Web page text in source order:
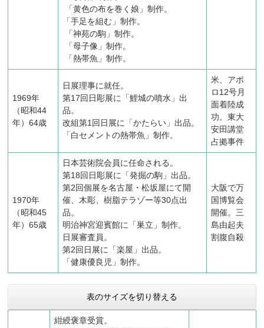
「黄色の布を巻く娘」制作。
「手足を組む」制作。
「神苑の駒」制作。
「母子像」制作。
「熱帯魚」制作。
1969年
（昭和44
年）64歳
日展理事に就任。
第17回日彫展に「鯉城の噴水」出
品。
改組第1回日展に「かたらい」出品。
「白セメントの熱帯魚」制作。
米、アポ
ロ12号月
面着陸成
功。東大
安田講堂
占拠事件
1970年
（昭和45
年）65歳
日本芸術院会員に任命される。
第18回日彫展に「発掘の駒」出品。
第2回個展を名古屋・松坂屋にて開
催、木彫、樹脂テラゾー等30点出
品。
明治神宮迎賓館に「巣立」制作。
日展審査員。
第2回日展に「楽屋」出品。
「健康優良児」制作。
大阪で万
国博覧会
開催。三
島由起夫
割腹自殺
表のサイズを切り替える
紺綬褒章受賞。